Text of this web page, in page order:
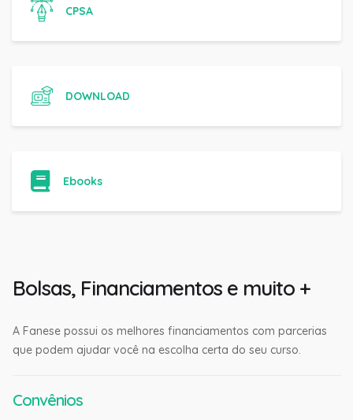
CPSA
DOWNLOAD
Ebooks
Bolsas, Financiamentos e muito +
A Fanese possui os melhores financiamentos com parcerias
que podem ajudar você na escolha certa do seu curso.
Convênios